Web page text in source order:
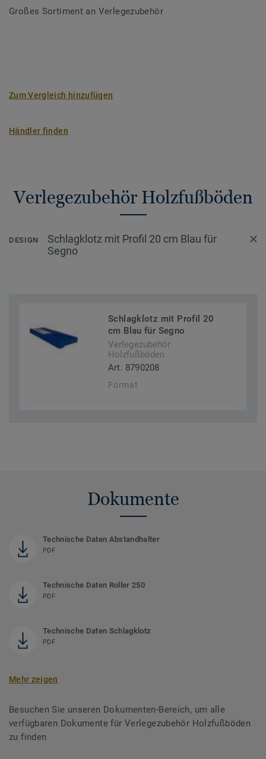
Großes Sortiment an Verlegezubehör
Zum Vergleich hinzufügen
Händler finden
Verlegezubehör Holzfußböden
DESIGN
Schlagklotz mit Profil 20 cm Blau für
Segno
Schlagklotz mit Profil 20
cm Blau für Segno
Verlegezubehör
Holzfußböden
Art. 8790208
Format
Dokumente
Technische Daten Abstandhalter
PDF
Technische Daten Roller 250
PDF
Technische Daten Schlagklotz
PDF
Mehr zeigen
Besuchen Sie unseren Dokumenten-Bereich, um alle
verfügbaren Dokumente für Verlegezubehör Holzfußböden
zu finden